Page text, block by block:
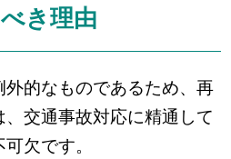
き理由
的なものであるため、再
交通事故対応に精通して
欠です。